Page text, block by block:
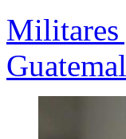
Militares